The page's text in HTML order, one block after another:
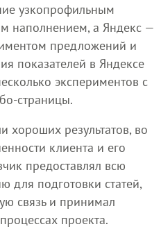
узкопрофильным
наполнением, а Яндекс —
предложений и
показателей в Яндексе
экспериментов с
страницы.
хороших результатов, во
клиента и его
предоставлял всю
подготовки статей,
связь и принимал
проекта.